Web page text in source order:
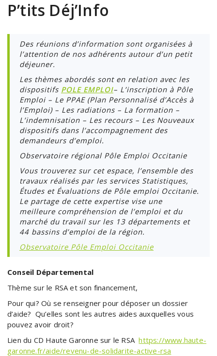
P’tits Déj’Info
Des réunions d’information sont organisées à
l’attention de nos adhérents autour d’un petit
déjeuner.
Les thèmes abordés sont en relation avec les
dispositifs POLE EMPLOI– L’inscription à Pôle
Emploi – Le PPAE (Plan Personnalisé d’Accès à
l’Emploi) – Les radiations – La formation –
L’indemnisation – Les recours – Les Nouveaux
dispositifs dans l’accompagnement des
demandeurs d’emploi.
Observatoire régional Pôle Emploi Occitanie
Vous trouverez sur cet espace, l’ensemble des
travaux réalisés par les services Statistiques,
Études et Évaluations de Pôle emploi Occitanie.
Le partage de cette expertise vise une
meilleure compréhension de l’emploi et du
marché du travail sur les 13 départements et
44 bassins d’emploi de la région.
Observatoire Pôle Emploi Occitanie
Conseil Départemental
Thème sur le RSA et son financement,
Pour qui? Où se renseigner pour déposer un dossier
d’aide? Qu’elles sont les autres aides auxquelles vous
pouvez avoir droit?
Lien du CD Haute Garonne sur le RSAhttps://www.haute-
garonne.fr/aide/revenu-de-solidarite-active-rsa